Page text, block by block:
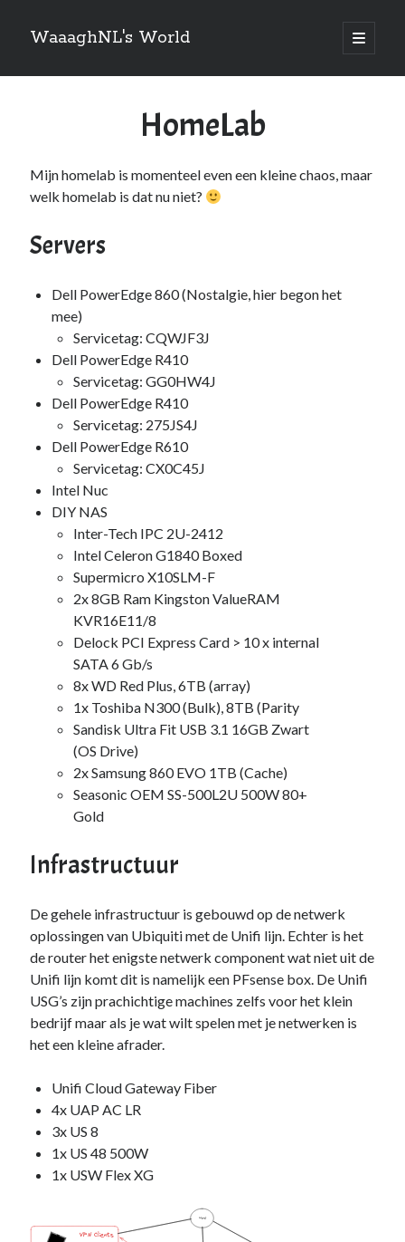
WaaaghNL's World
open
primair
Zijbalk
Over mij
turpis”]Vivamus hendrerit[/tooltip] nulla erat ornare tortor in
vestibulum id.
Categories
HomeLab(1)
Intune
Windows 10(3)
Windows Server 2019(4)
Windows Server 2022(1)
PFSense(1)
Proxmox(3)
Selfhosted (2)
Software(1)
Tools(1)
Unraid(2)
VMware(1)
VR(1)
ToDo / Clean Up (51)
Vakanties(1)
HomeLab
Mijn homelab is momenteel even een kleine chaos, maar
welk homelab is dat nu niet?
Servers
Dell PowerEdge 860 (Nostalgie, hier begon het
mee)
Servicetag: CQWJF3J
Dell PowerEdge R410
Servicetag: GG0HW4J
Dell PowerEdge R410
Servicetag: 275JS4J
Dell PowerEdge R610
Servicetag: CX0C45J
Intel Nuc
DIY NAS
Inter-Tech IPC 2U-2412
Intel Celeron G1840 Boxed
Supermicro X10SLM-F
2x 8GB Ram Kingston ValueRAM
KVR16E11/8
Delock PCI Express Card > 10 x internal
SATA 6 Gb/s
8x WD Red Plus, 6TB (array)
1x Toshiba N300 (Bulk), 8TB (Parity
Sandisk Ultra Fit USB 3.1 16GB Zwart
(OS Drive)
2x Samsung 860 EVO 1TB (Cache)
Seasonic OEM SS-500L2U 500W 80+
Gold
Infrastructuur
De gehele infrastructuur is gebouwd op de netwerk
oplossingen van Ubiquiti met de Unifi lijn. Echter is het
de router het enigste netwerk component wat niet uit de
Unifi lijn komt dit is namelijk een PFsense box. De Unifi
USG’s zijn prachichtige machines zelfs voor het klein
bedrijf maar als je wat wilt spelen met je netwerken is
het een kleine afrader.
Unifi Cloud Gateway Fiber
4x UAP AC LR
3x US 8
1x US 48 500W
1x USW Flex XG
Internet
VPN Clients